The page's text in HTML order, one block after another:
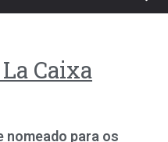
Caixa
nomeado para os